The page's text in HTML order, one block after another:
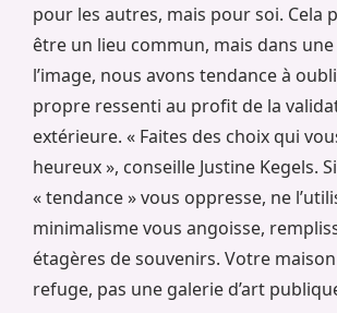
pour les autres, mais pour soi. Cela
être un lieu commun, mais dans
l’image, nous avons tendance à
propre ressenti au profit de la
extérieure. « Faites des choix qui
heureux », conseille Justine Kegels.
« tendance » vous oppresse, ne
minimalisme vous angoisse,
étagères de souvenirs. Votre
refuge, pas une galerie d’art